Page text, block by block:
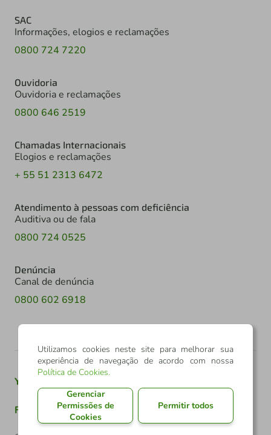
SAC
Informações, elogios e reclamações
0800 724 7220
Ouvidoria
Ouvidoria e reclamações
0800 646 2519
Chamadas Internacionais
Elogios e reclamações
+ 55 51 2313 6472
Atendimento à pessoas com deficiência
Auditiva ou de fala
0800 724 0525
Denúncia
Canal de denúncia
0800 602 6918
Youtube
Facebook TikTok
Utilizamos cookies neste site para melhorar sua
experiência de navegação de acordo com nossa
Política de Cookies.
Gerenciar
Permissões de
Cookies
Permitir todos